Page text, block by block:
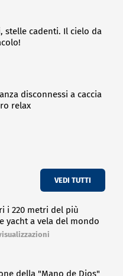
stelle cadenti. Il cielo da
disconnessi a caccia
relax
VEDI TUTTI
i 220 metri del più
yacht a vela del mondo
della "Mano de Dios"